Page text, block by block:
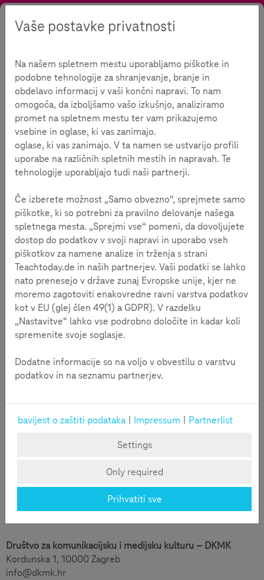
Tražiti Kontrast
Impresum
Vrijeme čitanja:
Teachtoday je inicijativa društva Deutsche Telekom
AG
pozitivu, blokiraj negativu” koju je pokrenuo Hrvatski
Telekom s partnerima, udrugom Hrabri telefon i Društvom
za komunikacijsku i medijsku kulturu. Cilj inicijative “Šeraj
pozitivu, blokiraj negativu” povećanje je razine svijesti i
bolja zaštita djece na internetu. Portal Teachtoday je
središnje mjesto inicijative na kojem djeca, roditelji i
nastavnici mogu pronaći koristan sadržaj i savjete o
sigurnosti na internetu, a sadržaj kontinuirano
nadopunjavaju partneri inicijative. Međunarodni portal
Teachtoday pokrenuo je Deutsche Telekom, a do sada je
portal s korisnim sadržajima za djecu, roditelje i nastavnike
Kontakt:
Roberta F. Mihanovića 9, 10000 Zagreb
U slučaju pitanja o portalu i inicijativi “Šeraj pozitivu, blokiraj
Đorđićeva 26, 10 000 Zagreb
Društvo za komunikacijsku i medijsku kulturu – DKMK
Kordunska 1, 10000 Zagreb
info@dkmk.hr
Vaše postavke privatnosti
Na našem spletnem mestu uporabljamo piškotke in
podobne tehnologije za shranjevanje, branje in
obdelavo informacij v vaši končni napravi. To nam
omogoča, da izboljšamo vašo izkušnjo, analiziramo
promet na spletnem mestu ter vam prikazujemo
vsebine in oglase, ki vas zanimajo.
oglase, ki vas zanimajo. V ta namen se ustvarijo profili
uporabe na različnih spletnih mestih in napravah. Te
tehnologije uporabljajo tudi naši partnerji.
Če izberete možnost „Samo obvezno“, sprejmete samo
piškotke, ki so potrebni za pravilno delovanje našega
spletnega mesta. „Sprejmi vse“ pomeni, da dovoljujete
dostop do podatkov v svoji napravi in uporabo vseh
piškotkov za namene analize in trženja s strani
Teachtoday.de in naših partnerjev. Vaši podatki se lahko
nato prenesejo v države zunaj Evropske unije, kjer ne
moremo zagotoviti enakovredne ravni varstva podatkov
kot v EU (glej člen 49(1) a GDPR). V razdelku
„Nastavitve“ lahko vse podrobno določite in kadar koli
spremenite svoje soglasje.
Dodatne informacije so na voljo v obvestilu o varstvu
podatkov in na seznamu partnerjev.
bavijest o zaštiti podataka Impressum
Partnerlist
Settings
Only required
Prihvatiti sve